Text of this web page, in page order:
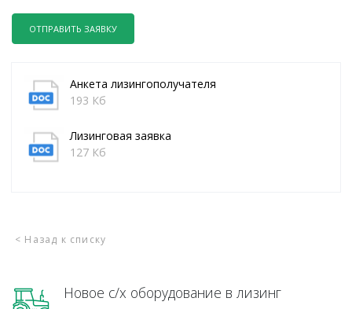
ОТПРАВИТЬ ЗАЯВКУ
Анкета лизингополучателя
193 Кб
Лизинговая заявка
127 Кб
< Назад к списку
Новое с/х оборудование в лизинг